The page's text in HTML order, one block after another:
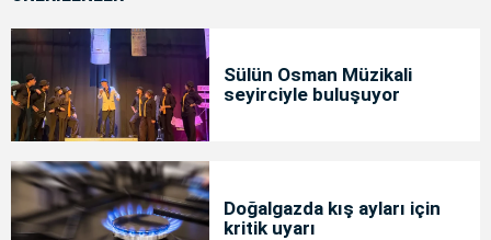
Sülün Osman Müzikali
seyirciyle buluşuyor
Doğalgazda kış ayları için
kritik uyarı